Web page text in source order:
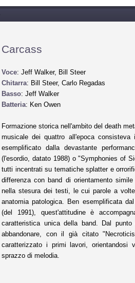
Carcass
Voce: Jeff Walker, Bill Steer
Chitarra: Bill Steer, Carlo Regadas
Basso: Jeff Walker
Batteria: Ken Owen
Formazione storica nell'ambito del death
musicale dei quattro all'epoca
esemplificato dalla devastante
(l'esordio, datato 1988) o "Symphonies of
tutti incentrati su tematiche splatter e
differenza con band di orientamento
nella stesura dei testi, le cui parole a
anatomia patologica. Ben esemplificata
(del 1991), quest'attitudine è
caratteristica unica della band. Dal
abbandonare, con il già citato
caratterizzato i primi lavori, orientandosi
sprazzo di melodia.